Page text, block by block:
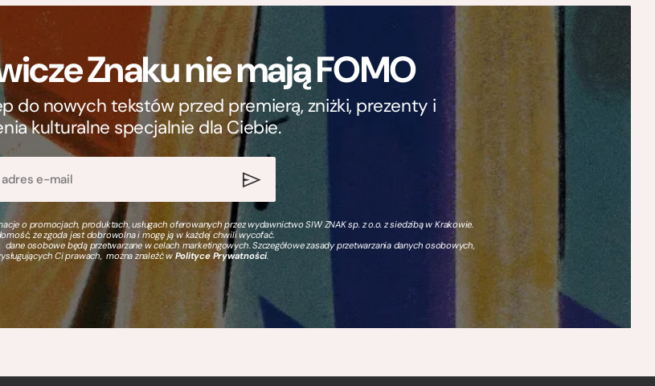
Znaku nie mają FOMO
do nowych tekstów przed premierą, zniżki, prezenty i
kulturalne specjalnie dla Ciebie.
o promocjach, produktach, usługach oferowanych przez wydawnictwo SIW ZNAK sp. z o.o. z siedzibą w Krakowie.
że zgoda jest dobrowolna i mogę ją w każdej chwili wycofać.
osobowe będą przetwarzane w celach marketingowych. Szczegółowe zasady przetwarzania danych osobowych,
Ci prawach, można znaleźć wPolityce Prywatności.